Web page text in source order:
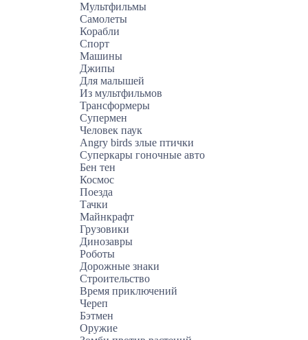
Мультфильмы
Самолеты
Корабли
Спорт
Машины
Джипы
Для малышей
Из мультфильмов
Трансформеры
Супермен
Человек паук
Angry birds злые птички
Суперкары гоночные авто
Бен тен
Космос
Поезда
Тачки
Майнкрафт
Грузовики
Динозавры
Роботы
Дорожные знаки
Строительство
Время приключений
Череп
Бэтмен
Оружие